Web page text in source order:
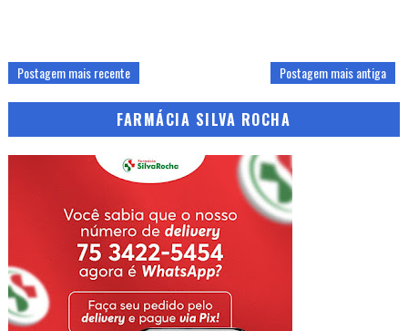
Postagem mais recente Postagem mais antiga
FARMÁCIA SILVA ROCHA